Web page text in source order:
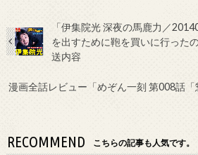
「伊集院光 深夜の馬鹿力／
を出すために鞄を買いに行った
送内容
漫画全話レビュー「めぞん一刻 第008話「
RECOMMEND こちらの記事も人気です。